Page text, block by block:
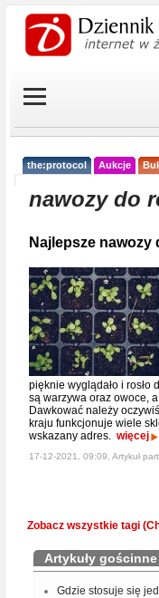
the:protocol Aukcje
nawozy do
Najlepsze nawozy
pięknie wyglądało i rosło
są warzywa oraz owoce,
Dawkować należy
kraju funkcjonuje wiele
wskazany adres. więcej
17-12-2021, 09:09, Artykuł
Zobacz wszystkie tagi
Artykuły gościnne
Gdzie stosuje się